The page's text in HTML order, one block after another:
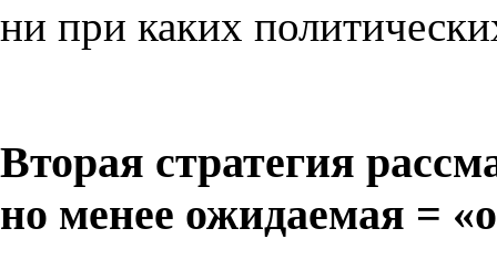
ни при каких
Вторая стратегия
но менее ожидаемая =